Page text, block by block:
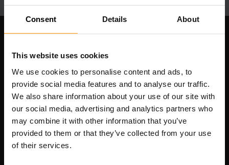
Consent Details About
This website uses cookies
We use cookies to personalise content and ads, to
provide social media features and to analyse our traffic.
We also share information about your use of our site with
our social media, advertising and analytics partners who
may combine it with other information that you’ve
provided to them or that they’ve collected from your use
of their services.
Scalable Hosting Solutions OÜ
등록 코드: 14652605
VAT 번호: EE102133820
주소: Harju maakond, Tallinn, Kesklinna linnaosa,
Vesivärava tn 50-201, 10152